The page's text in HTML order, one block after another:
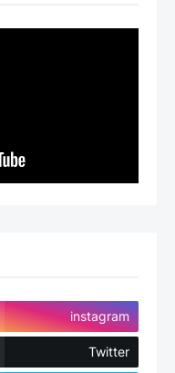
instagram
Twitter